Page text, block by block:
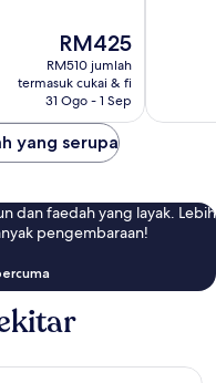
Harga
ialah
RM425
RM425
RM510 jumlah
termasuk cukai & fi
31 Ogo - 1 Sep
yang serupa
dan faedah yang layak. Lebih
pengembaraan!